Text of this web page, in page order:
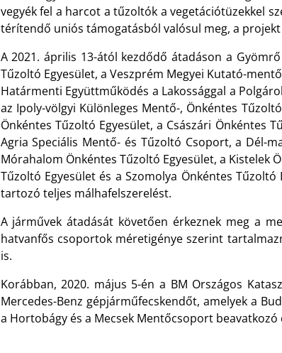
vegyék fel a harcot a tűzoltók a vegetációtüzekkel
térítendő uniós támogatásból valósul meg, a
A 2021. április 13-ától kezdődő átadáson a
Tűzoltó Egyesület, a Veszprém Megyei Kutató-
Határmenti Együttműködés a Lakossággal a
az Ipoly-völgyi Különleges Mentő-, Önkéntes
Önkéntes Tűzoltó Egyesület, a Császári Önkéntes
Agria Speciális Mentő- és Tűzoltó Csoport, a Dél-
Mórahalom Önkéntes Tűzoltó Egyesület, a Kistelek
Tűzoltó Egyesület és a Szomolya Önkéntes
tartozó teljes málhafelszerelést.
A járművek átadását követően érkeznek meg a
hatvanfős csoportok méretigénye szerint
is.
Korábban, 2020. május 5-én a BM Országos
Mercedes-Benz gépjárműfecskendőt, amelyek a
a Hortobágy és a Mecsek Mentőcsoport